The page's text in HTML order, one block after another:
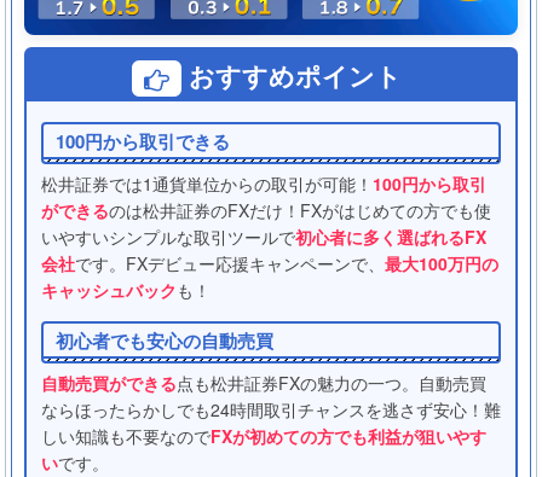
おすすめポイント
100円から取引できる
松井証券では1通貨単位からの取引が可能！ 100円から取引
ができるのは松井証券のFXだけ！FXがはじめての方でも使
いやすいシンプルな取引ツールで初心者に多く選ばれるFX
会社です。FXデビュー応援キャンペーンで、 最大100万円の
キャッシュバック も！
初心者でも安心の自動売買
自動売買ができる点も松井証券FXの魅力の一つ。自動売買
ならほったらかしでも24時間取引チャンスを逃さず安心！難
しい知識も不要なのでFXが初めての方でも利益が狙いやす
いです。